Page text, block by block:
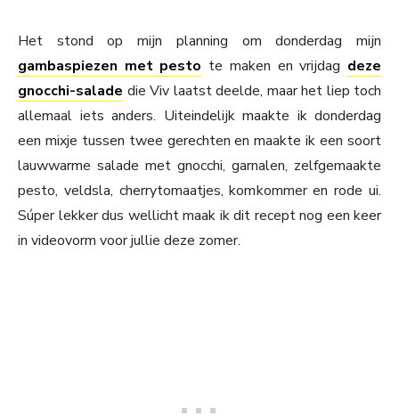
Het stond op mijn planning om donderdag mijn
gambaspiezen met pesto te maken en vrijdag deze
gnocchi-salade die Viv laatst deelde, maar het liep toch
allemaal iets anders. Uiteindelijk maakte ik donderdag
een mixje tussen twee gerechten en maakte ik een soort
lauwwarme salade met gnocchi, garnalen, zelfgemaakte
pesto, veldsla, cherrytomaatjes, komkommer en rode ui.
Súper lekker dus wellicht maak ik dit recept nog een keer
in videovorm voor jullie deze zomer.